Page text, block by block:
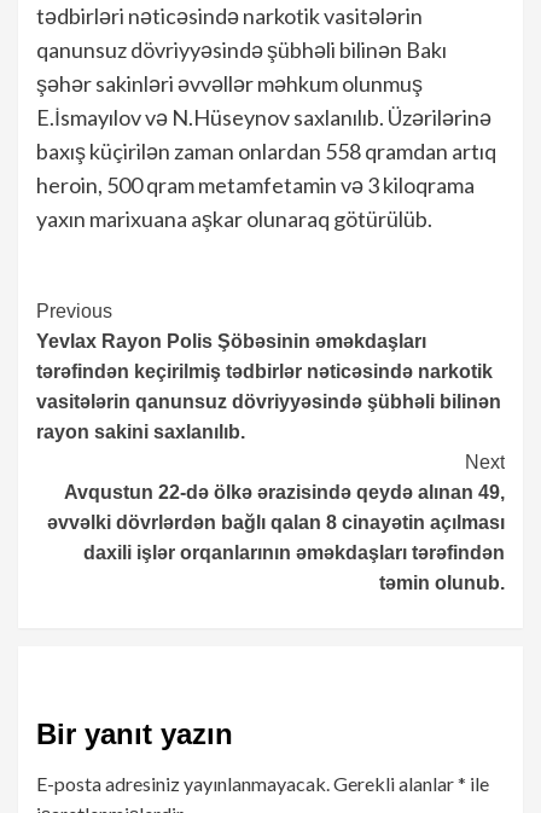
tədbirləri nəticəsində narkotik vasitələrin
qanunsuz dövriyyəsində şübhəli bilinən Bakı
şəhər sakinləri əvvəllər məhkum olunmuş
E.İsmayılov və N.Hüseynov saxlanılıb. Üzərilərinə
baxış küçirilən zaman onlardan 558 qramdan artıq
heroin, 500 qram metamfetamin və 3 kiloqrama
yaxın marixuana aşkar olunaraq götürülüb.
Continue
Reading
Previous
Yevlax Rayon Polis Şöbəsinin əməkdaşları
tərəfindən keçirilmiş tədbirlər nəticəsində narkotik
vasitələrin qanunsuz dövriyyəsində şübhəli bilinən
rayon sakini saxlanılıb.
Next
Avqustun 22-də ölkə ərazisində qeydə alınan 49,
əvvəlki dövrlərdən bağlı qalan 8 cinayətin açılması
daxili işlər orqanlarının əməkdaşları tərəfindən
təmin olunub.
Bir yanıt yazın
E-posta adresiniz yayınlanmayacak.Gerekli alanlar* ile